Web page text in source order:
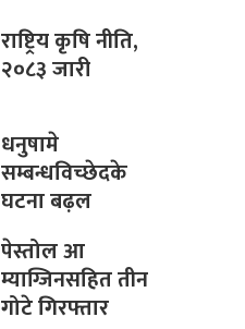
राष्ट्रिय कृषि नीति,
२०८३ जारी
धनुषामे
सम्बन्धविच्छेदके
घटना बढ़ल
पेस्तोल आ
म्याग्जिनसहित तीन
गोटे गिरफ्तार